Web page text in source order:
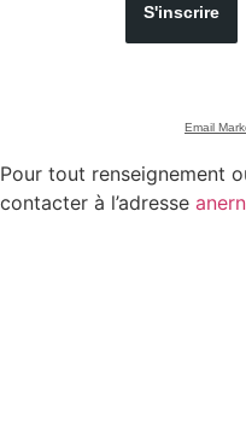
S'inscrire
Email
Pour tout renseignement
contacter à l’adresse